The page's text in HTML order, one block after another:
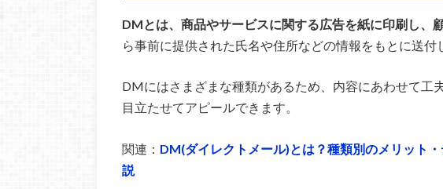
DMとは、商品やサービスに関する広告を紙に印刷し、
ら事前に提供された氏名や住所などの情報をもとに送付
DMにはさまざまな種類があるため、内容にあわせて工
目立たせてアピールできます。
関連： DM(ダイレクトメール)とは？種類別のメリット
説